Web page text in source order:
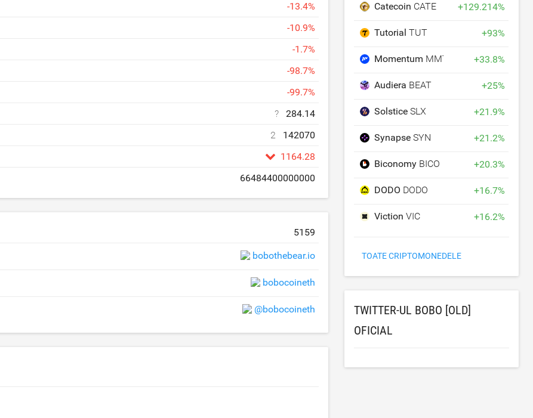
-13.4%
-10.9%
-1.7%
-98.7%
-99.7%
?
284.14
2
142070
1164.28
66484400000000
5159
bobothebear.io
bobocoineth
@bobocoineth
Catecoin CATE +129.214%
TutorialTUT +93%
Momentum MMT +33.8%
Audiera BEAT +25%
SolsticeSLX +21.9%
SynapseSYN +21.2%
Biconomy BICO +20.3%
DODO DODO +16.7%
VictionVIC +16.2%
TOATE CRIPTOMONEDELE
TWITTER-UL BOBO [OLD]
OFICIAL